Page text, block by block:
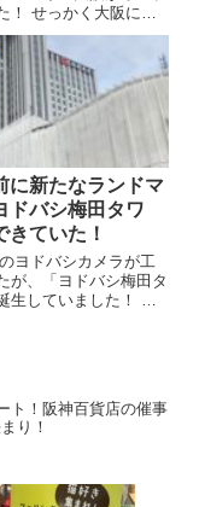
！ せっかく大阪に旅
ら、真新しいホテルで
いですよね。 特にヨ
からは近いので、イン
お客さんは夜遅くまで
お買い物ができます
に新たなランドマ
ドバシ梅田タワ
きていた！
ヨドバシカメラが工
が、「ヨドバシ梅田タ
生していました！ 約
は開業する...
ト！阪神百貨店の催事
り！